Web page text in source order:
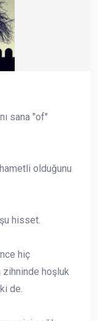
sana "of"
olduğunu
hisset.
hiç
zihninde hoşluk
de.